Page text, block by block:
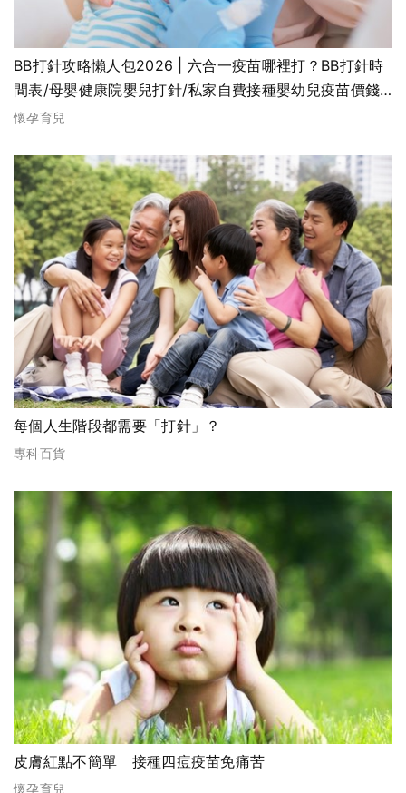
BB打針攻略懶人包2026 | 六合一疫苗哪裡打？BB打針時
間表/母嬰健康院嬰兒打針/私家自費接種嬰幼兒疫苗價錢
比較、BB打針後反應處理
懷孕育兒
每個人生階段都需要「打針」？
專科百貨
皮膚紅點不簡單 接種四痘疫苗免痛苦
懷孕育兒